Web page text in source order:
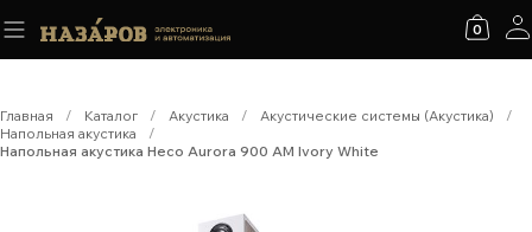
0
Главная / Каталог / Акустика / Акустические системы (Акустика)
/
Напольная акустика
/
Напольная акустика Heco Aurora 900 AM Ivory White